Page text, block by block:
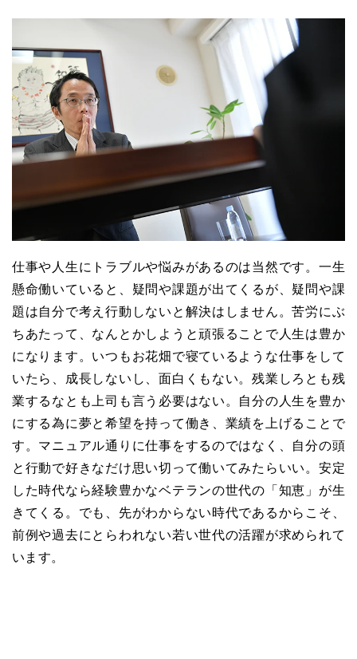
仕事や人生にトラブルや悩みがあるのは当然です。一生
懸命働いていると、疑問や課題が出てくるが、疑問や課
題は自分で考え行動しないと解決はしません。苦労にぶ
ちあたって、なんとかしようと頑張ることで人生は豊か
になります。いつもお花畑で寝ているような仕事をして
いたら、成長しないし、面白くもない。残業しろとも残
業するなとも上司も言う必要はない。自分の人生を豊か
にする為に夢と希望を持って働き、業績を上げることで
す。マニュアル通りに仕事をするのではなく、自分の頭
と行動で好きなだけ思い切って働いてみたらいい。安定
した時代なら経験豊かなベテランの世代の「知恵」が生
きてくる。でも、先がわからない時代であるからこそ、
前例や過去にとらわれない若い世代の活躍が求められて
います。